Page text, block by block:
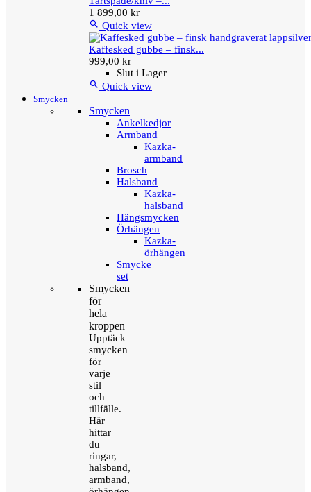
1 899,00 kr
 Quick view
Kaffesked gubbe – finsk...
999,00 kr
Slut i Lager
 Quick view
Smycken
Smycken
Ankelkedjor
Armband
Kazka-
armband
Brosch
Halsband
Kazka-
halsband
Hängsmycken
Örhängen
Kazka-
örhängen
Smycke
set
Smycken
för
hela
kroppen
Upptäck
smycken
för
varje
stil
och
tillfälle.
Här
hittar
du
ringar,
halsband,
armband,